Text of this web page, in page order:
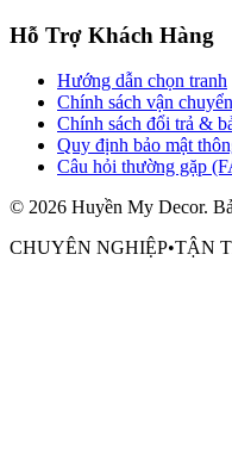
Hỗ Trợ Khách Hàng
Hướng dẫn chọn tranh
Chính sách vận
Chính sách đổi trả &
Quy định bảo mật
Câu hỏi thường gặp
© 2026 Huyền My Decor.
CHUYÊN NGHIỆP•TẬN